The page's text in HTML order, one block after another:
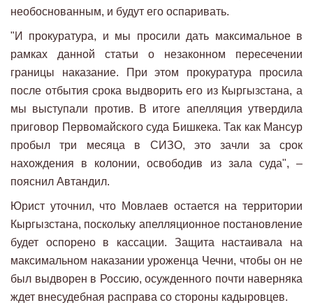
необоснованным, и будут его оспаривать.
"И прокуратура, и мы просили дать максимальное в
рамках данной статьи о незаконном пересечении
границы наказание. При этом прокуратура просила
после отбытия срока выдворить его из Кыргызстана, а
мы выступали против. В итоге апелляция утвердила
приговор Первомайского суда Бишкека. Так как Мансур
пробыл три месяца в СИЗО, это зачли за срок
нахождения в колонии, освободив из зала суда", –
пояснил Автандил.
Юрист уточнил, что Мовлаев остается на территории
Кыргызстана, поскольку апелляционное постановление
будет оспорено в кассации. Защита настаивала на
максимальном наказании уроженца Чечни, чтобы он не
был выдворен в Россию, осужденного почти наверняка
ждет внесудебная расправа со стороны кадыровцев.